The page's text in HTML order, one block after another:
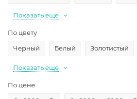
Показать еще
По цвету
Черный
Белый Золотистый
Показать еще
По цене